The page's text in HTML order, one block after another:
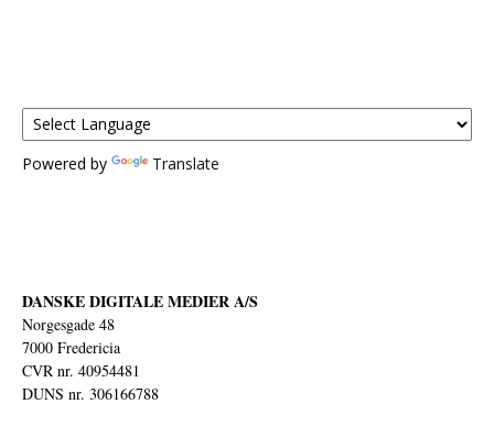
Powered by Translate
DANSKE DIGITALE MEDIER A/S
Norgesgade 48
7000 Fredericia
CVR nr. 40954481
DUNS nr. 306166788